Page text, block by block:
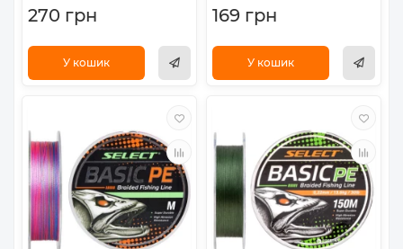
270 грн
У кошик
169 грн
У кошик